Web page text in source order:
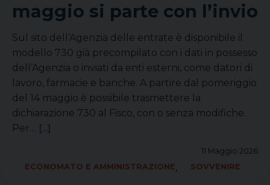
maggio si parte con l’invio
Sul sito dell’Agenzia delle entrate è disponibile il
modello 730 già precompilato con i dati in possesso
dell’Agenzia o inviati da enti esterni, come datori di
lavoro, farmacie e banche. A partire dal pomeriggio
del 14 maggio è possibile trasmettere la
dichiarazione 730 al Fisco, con o senza modifiche.
Per… [...]
11 Maggio 2026
ECONOMATO E AMMINISTRAZIONE, SOVVENIRE